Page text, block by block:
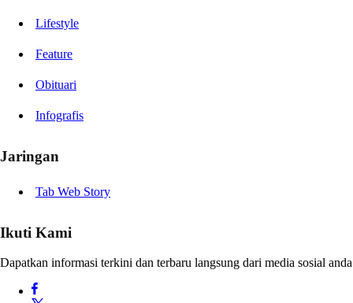
Lifestyle
Feature
Obituari
Infografis
Jaringan
Tab Web Story
Ikuti Kami
Dapatkan informasi terkini dan terbaru langsung dari media sosial anda